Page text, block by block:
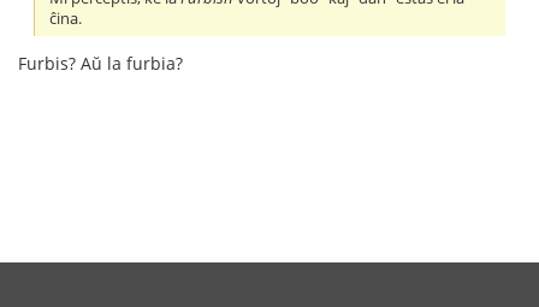
ĉina.
Furbis? Aŭ la furbia?